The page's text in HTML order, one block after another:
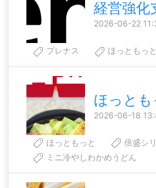
経営強化
2026-06-22
プレナス ほっともっと
ほっと
2026-06-18
ほっともっと
倍盛シ
ミニ冷やしわかめうどん